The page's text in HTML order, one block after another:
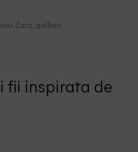
Zara, galben
fii inspirata de